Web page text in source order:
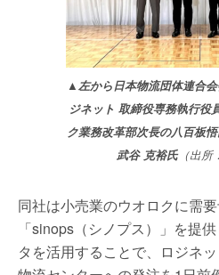
▲左から日本物流団体連合
ジネット 取締役専務執行役
ク業務改革部次長の八百板
武谷 克裕氏（出所
同社は小売業のウオロクに需
「sinops（シノプス）」を提
タを活用することで、ロジネ